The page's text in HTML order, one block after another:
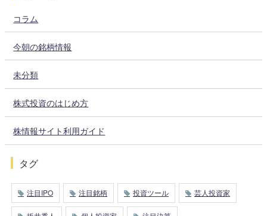
コラム
今朝の銘柄情報
未分類
株式投資のはじめ方
株情報サイト利用ガイド
タグ
注目IPO 注目銘柄 投資ツール 芸人投資家